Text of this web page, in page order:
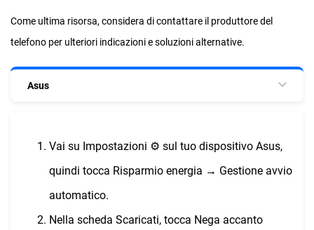
Come ultima risorsa, considera di contattare il produttore del
telefono per ulteriori indicazioni e soluzioni alternative.
Asus
Vai su Impostazioni ⚙︎ sul tuo dispositivo Asus,
quindi tocca Risparmio energia → Gestione avvio
automatico.
Nella scheda Scaricati, tocca Nega accanto